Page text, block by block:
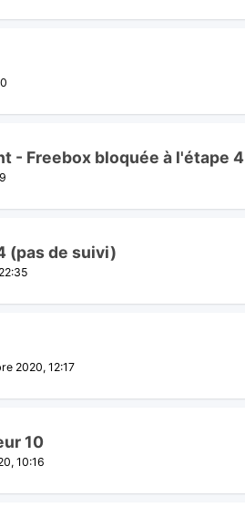
- Freebox bloquée à l'étape 4
(pas de suivi)
2020, 12:17
10
10:16